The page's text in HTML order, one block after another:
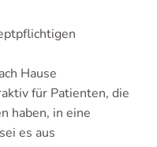
Hause
für Patienten, die
haben, in eine
es aus